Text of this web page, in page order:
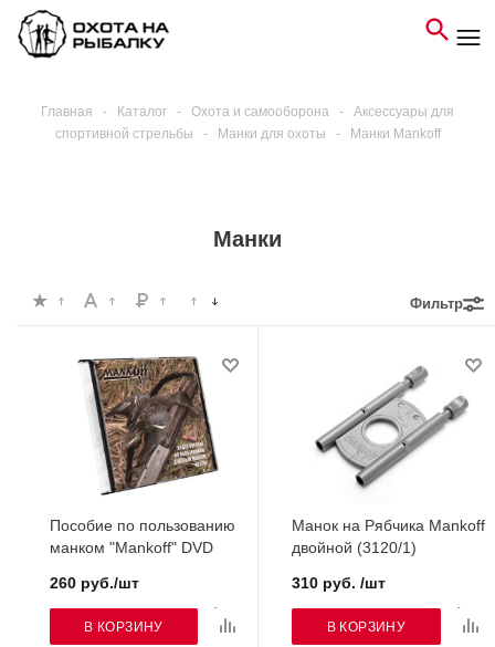
Главная - Каталог - Охота и самооборона -
Аксессуары для
спортивной стрельбы
- Манки для охоты - Манки Mankoff
Манки
Фильтр
Пособие по пользованию
манком "Mankoff" DVD
260 руб./шт
В КОРЗИНУ
Манок на Рябчика Mankoff
двойной (3120/1)
310 руб. /шт
В КОРЗИНУ